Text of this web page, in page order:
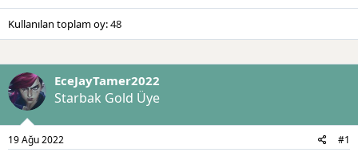
Kullanılan toplam oy 48
EceJayTamer2022
Starbak Gold Üye
19 Ağu 2022 #1